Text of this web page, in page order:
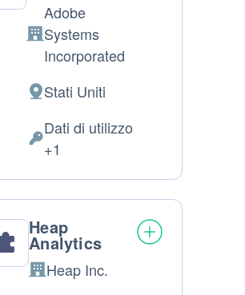
Azienda:
Adobe
Systems
Incorporated
Luogo
trattamento:
Stati Uniti
Dati
Dati di utilizzo
+1
Heap
Analytics
Azienda:
Heap Inc.